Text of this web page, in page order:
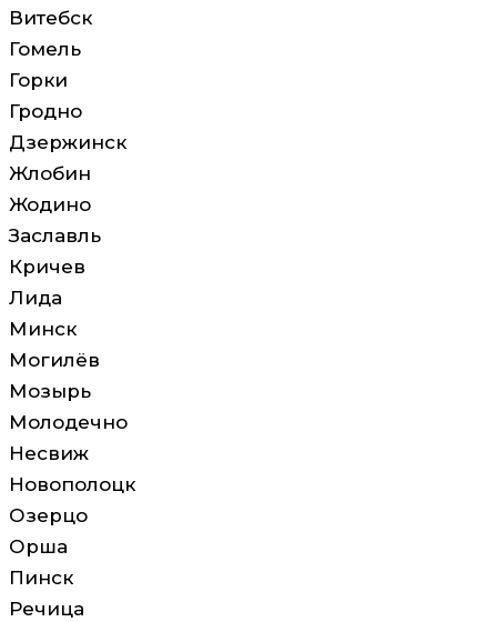
Витебск
Гомель
Горки
Гродно
Дзержинск
Жлобин
Жодино
Заславль
Кричев
Лида
Минск
Могилёв
Мозырь
Молодечно
Несвиж
Новополоцк
Озерцо
Орша
Пинск
Речица